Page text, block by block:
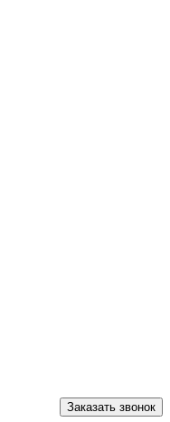
Заказать звонок